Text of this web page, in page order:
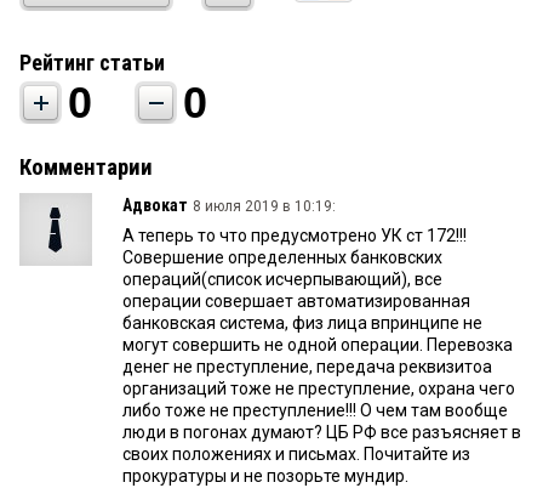
Рейтинг статьи
0 0
Комментарии
Адвокат 8 июля 2019 в 10:19:
А теперь то что предусмотрено УК ст 172!!!
Совершение определенных банковских
операций(список исчерпывающий), все
операции совершает автоматизированная
банковская система, физ лица впринципе не
могут совершить не одной операции. Перевозка
денег не преступление, передача реквизитоа
организаций тоже не преступление, охрана чего
либо тоже не преступление!!! О чем там вообще
люди в погонах думают? ЦБ РФ все разъясняет в
своих положениях и письмах. Почитайте из
прокуратуры и не позорьте мундир.